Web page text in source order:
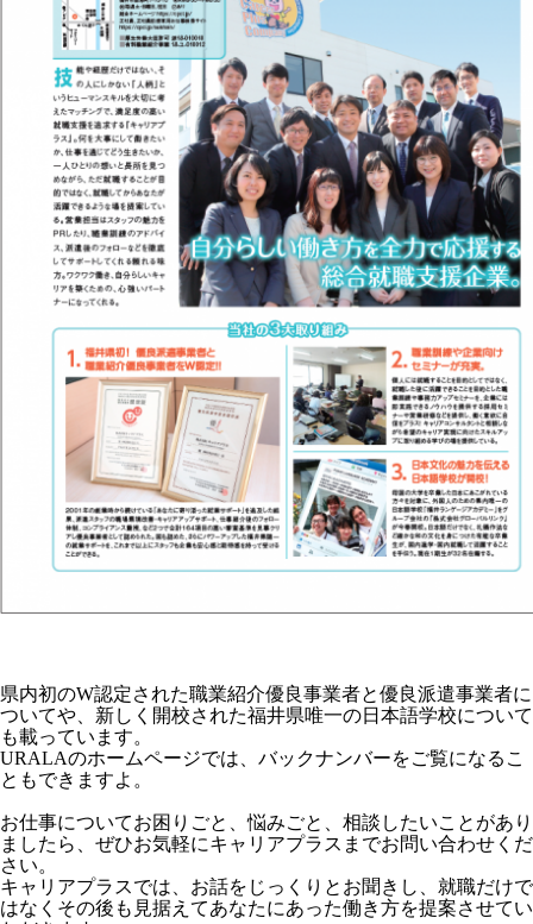
県内初のW認定された職業紹介優良事業者と優良派遣事業者に
ついてや、新しく開校された福井県唯一の日本語学校について
も載っています。
URALAのホームページでは、バックナンバーをご覧になるこ
ともできますよ。
お仕事についてお困りごと、悩みごと、相談したいことがあり
ましたら、ぜひお気軽にキャリアプラスまでお問い合わせくだ
さい。
キャリアプラスでは、お話をじっくりとお聞きし、就職だけで
はなくその後も見据えてあなたにあった働き方を提案させてい